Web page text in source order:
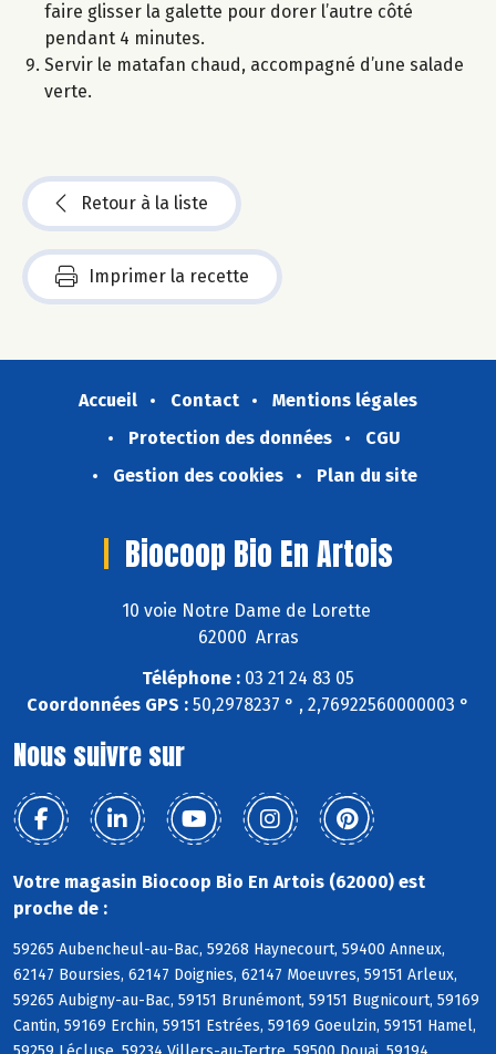
faire glisser la galette pour dorer l’autre côté
pendant 4 minutes.
Servir le matafan chaud, accompagné d’une salade
verte.
Retour à la liste
Imprimer la recette
Accueil Contact
Mentions légales
Protection des données
CGU
Gestion des cookies
Plan du site
Biocoop Bio En Artois
10 voie Notre Dame de Lorette
62000 Arras
Téléphone : 03 21 24 83 05
Coordonnées GPS : 50,2978237 ° , 2,76922560000003 °
Nous suivre sur
Votre magasin Biocoop Bio En Artois (62000) est
proche de :
59265 Aubencheul-au-Bac, 59268 Haynecourt, 59400 Anneux,
62147 Boursies, 62147 Doignies, 62147 Moeuvres, 59151 Arleux,
59265 Aubigny-au-Bac, 59151 Brunémont, 59151 Bugnicourt, 59169
Cantin, 59169 Erchin, 59151 Estrées, 59169 Goeulzin, 59151 Hamel,